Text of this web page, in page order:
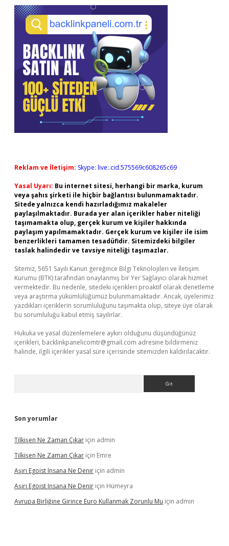
Reklam ve İletişim: Skype: live:.cid.575569c608265c69
Yasal Uyarı: Bu internet sitesi, herhangi bir marka, kurum
veya şahıs şirketi ile hiçbir bağlantısı bulunmamaktadır.
Sitede yalnızca kendi hazırladığımız makaleler
paylaşılmaktadır. Burada yer alan içerikler haber niteliği
taşımamakta olup, gerçek kurum ve kişiler hakkında
paylaşım yapılmamaktadır. Gerçek kurum ve kişiler ile isim
benzerlikleri tamamen tesadüfidir. Sitemizdeki bilgiler
taslak halindedir ve tavsiye niteliği taşımazlar.
Sitemiz, 5651 Sayılı Kanun gereğince Bilgi Teknolojileri ve İletişim
Kurumu (BTK) tarafından onaylanmış bir Yer Sağlayıcı olarak hizmet
vermektedir. Bu nedenle, sitedeki içerikleri proaktif olarak denetleme
veya araştırma yükümlülüğümüz bulunmamaktadır. Ancak, üyelerimiz
yazdıkları içeriklerin sorumluluğunu taşımakta olup, siteye üye olarak
bu sorumluluğu kabul etmiş sayılırlar.
Hukuka ve yasal düzenlemelere aykırı olduğunu düşündüğünüz
içerikleri, backlinkpanelicomtr@gmail.com adresine bildirmeniz
halinde, ilgili içerikler yasal süre içerisinde sitemizden kaldırılacaktır.
Son yorumlar
Tilkişen Ne Zaman Çıkar için admin
Tilkişen Ne Zaman Çıkar için Emre
Aşırı Egoist Insana Ne Denir için admin
Aşırı Egoist Insana Ne Denir için Hümeyra
Avrupa Birliğine Girince Euro Kullanmak Zorunlu Mu için admin